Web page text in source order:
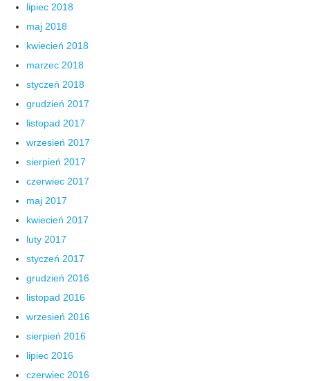
lipiec 2018
maj 2018
kwiecień 2018
marzec 2018
styczeń 2018
grudzień 2017
listopad 2017
wrzesień 2017
sierpień 2017
czerwiec 2017
maj 2017
kwiecień 2017
luty 2017
styczeń 2017
grudzień 2016
listopad 2016
wrzesień 2016
sierpień 2016
lipiec 2016
czerwiec 2016